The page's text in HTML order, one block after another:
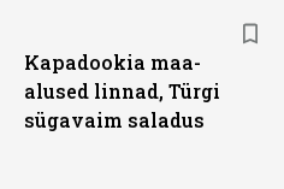
Kapadookia maa-
alused linnad, Türgi
sügavaim saladus